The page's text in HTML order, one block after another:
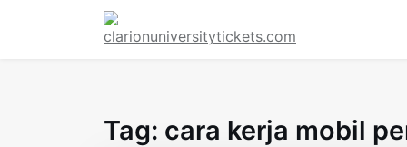
Tag: cara kerja mobil